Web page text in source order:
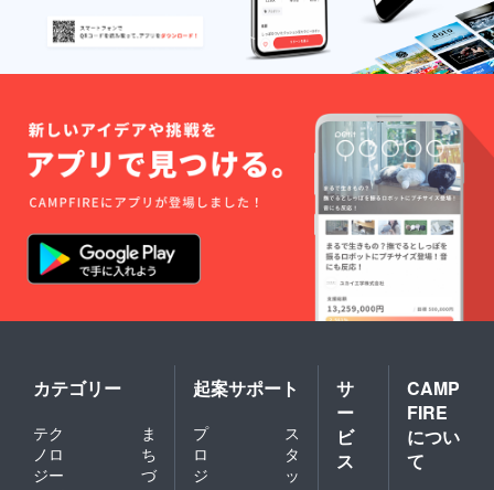
カテゴリー
テク
ノロ
ジー
ま
ち
づ
起案サポート
プ
ロ
ジ
ス
タ
ッ
サ
ー
ビ
ス
CAMP
FIRE
につい
て